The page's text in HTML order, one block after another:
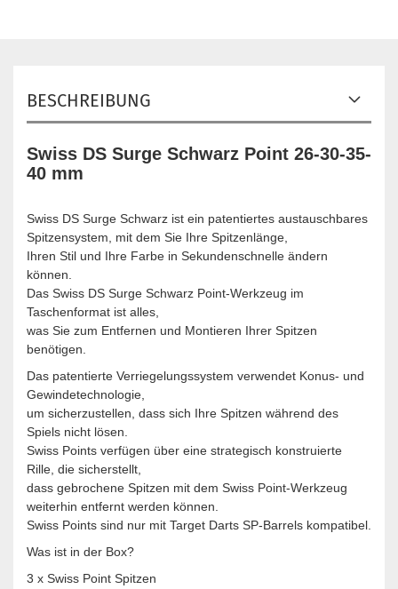
BESCHREIBUNG
Swiss DS Surge Schwarz Point 26-30-35-
40 mm
Swiss DS Surge Schwarz ist ein patentiertes austauschbares
Spitzensystem, mit dem Sie Ihre Spitzenlänge,
Ihren Stil und Ihre Farbe in Sekundenschnelle ändern
können.
Das Swiss DS Surge Schwarz Point-Werkzeug im
Taschenformat ist alles,
was Sie zum Entfernen und Montieren Ihrer Spitzen
benötigen.
Das patentierte Verriegelungssystem verwendet Konus- und
Gewindetechnologie,
um sicherzustellen, dass sich Ihre Spitzen während des
Spiels nicht lösen.
Swiss Points verfügen über eine strategisch konstruierte
Rille, die sicherstellt,
dass gebrochene Spitzen mit dem Swiss Point-Werkzeug
weiterhin entfernt werden können.
Swiss Points sind nur mit Target Darts SP-Barrels kompatibel.
Was ist in der Box?
3 x Swiss Point Spitzen